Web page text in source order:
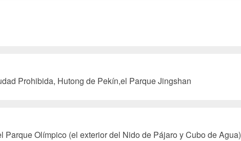
Prohibida, Hutong de Pekín,el Parque Jingshan
Parque Olímpico (el exterior del Nido de Pájaro y Cubo de Agua)